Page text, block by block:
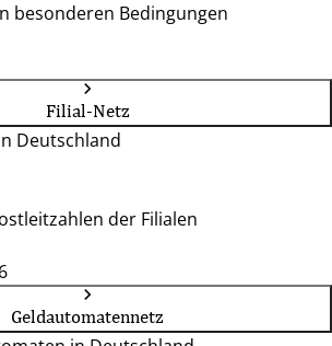
besonderen Bedingungen
Filial-Netz
Deutschland
der Filialen
Geldautomatennetz